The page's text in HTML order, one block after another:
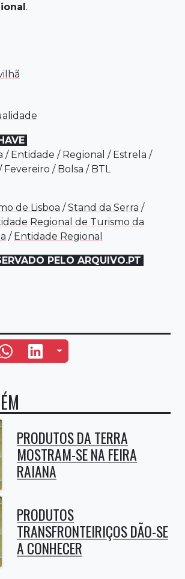
.
/ Entidade / Regional / Estrela /
Fevereiro / Bolsa / BTL
de Lisboa /Stand da Serra /
Regional de Turismo da
/ Entidade Regional
PELO ARQUIVO.PT
Mais Opções
PRODUTOS DA TERRA
MOSTRAM-SE NA FEIRA
RAIANA
PRODUTOS
TRANSFRONTEIRIÇOS DÃO-SE
A CONHECER